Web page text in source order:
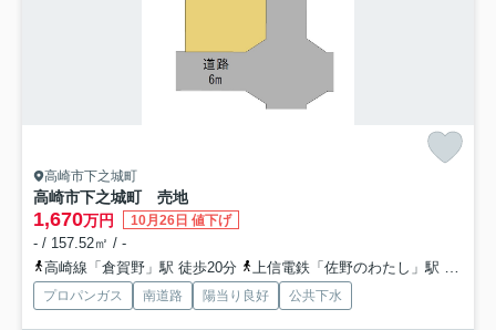
高崎市下之城町
高崎市下之城町 売地
1,670万円 10月26日 値下げ
- / 157.52㎡ / -
高崎線「倉賀野」駅 徒歩20分
上信電鉄「佐野のわたし」駅 徒歩24分
プロパンガス 南道路 陽当り良好 公共下水